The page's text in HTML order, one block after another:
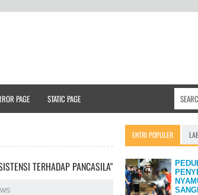
PAGE STATIC PAGE
TERHADAP PANCASILA"
ENTRI POPULER